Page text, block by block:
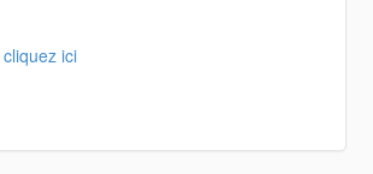
cliquez ici